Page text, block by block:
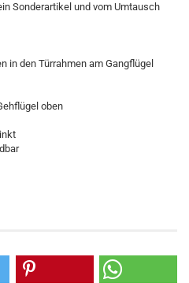
Sonderartikel und vom Umtausch
in den Türrahmen am Gangflügel
oben